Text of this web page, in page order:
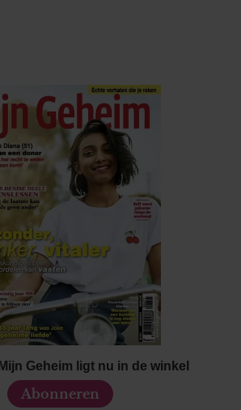
Geheim ligt nu in de winkel
Abonneren